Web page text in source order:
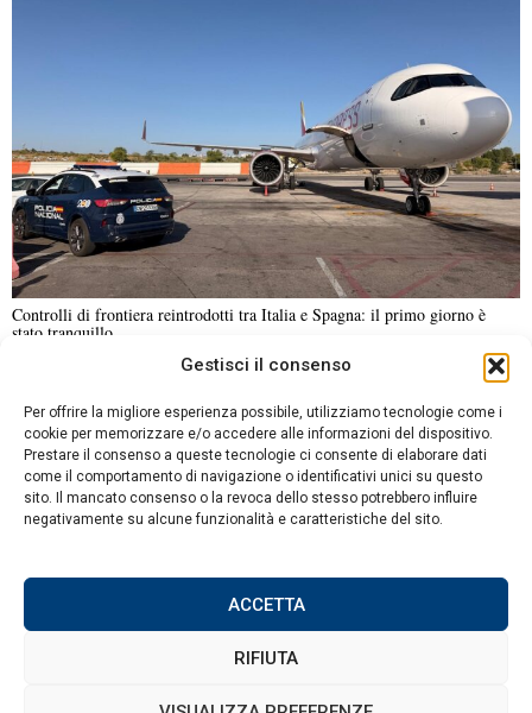
Gestisci il consenso
Per offrire la migliore esperienza possibile, utilizziamo tecnologie come i
cookie per memorizzare e/o accedere alle informazioni del dispositivo.
Prestare il consenso a queste tecnologie ci consente di elaborare dati
come il comportamento di navigazione o identificativi unici su questo
sito. Il mancato consenso o la revoca dello stesso potrebbero influire
negativamente su alcune funzionalità e caratteristiche del sito.
ACCETTA
RIFIUTA
Controlli di frontiera reintrodotti tra Italia e Spagna: il primo giorno è
stato tranquillo
ANALISI E OPINIONI
SPORT CULTURA VIAGGI
Contatti
Informativa sulla privacy